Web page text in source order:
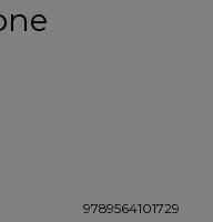
9789564101729